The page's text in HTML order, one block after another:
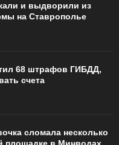
и выдворили из
на Ставрополье
68 штрафов ГИБДД,
счета
сломала несколько